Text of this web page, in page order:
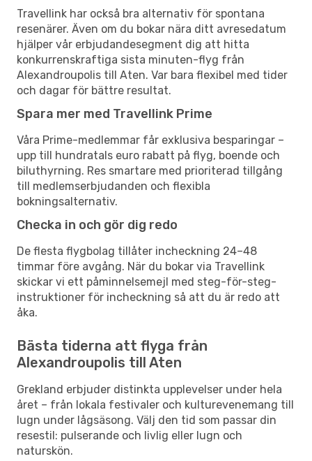
Travellink har också bra alternativ för spontana
resenärer. Även om du bokar nära ditt avresedatum
hjälper vår erbjudandesegment dig att hitta
konkurrenskraftiga sista minuten-flyg från
Alexandroupolis till Aten. Var bara flexibel med tider
och dagar för bättre resultat.
Spara mer med Travellink Prime
Våra Prime-medlemmar får exklusiva besparingar –
upp till hundratals euro rabatt på flyg, boende och
biluthyrning. Res smartare med prioriterad tillgång
till medlemserbjudanden och flexibla
bokningsalternativ.
Checka in och gör dig redo
De flesta flygbolag tillåter incheckning 24–48
timmar före avgång. När du bokar via Travellink
skickar vi ett påminnelsemejl med steg-för-steg-
instruktioner för incheckning så att du är redo att
åka.
Bästa tiderna att flyga från
Alexandroupolis till Aten
Grekland erbjuder distinkta upplevelser under hela
året – från lokala festivaler och kulturevenemang till
lugn under lågsäsong. Välj den tid som passar din
resestil: pulserande och livlig eller lugn och
naturskön.